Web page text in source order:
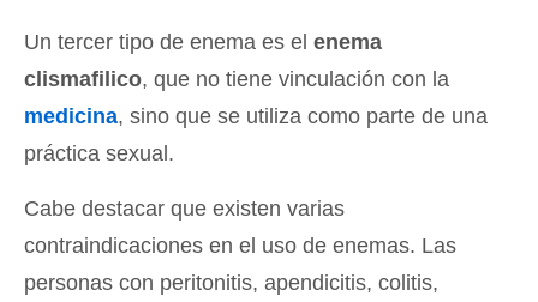
Un tercer tipo de enema es el enema
clismafilico, que no tiene vinculación con la
medicina, sino que se utiliza como parte de una
práctica sexual.
Cabe destacar que existen varias
contraindicaciones en el uso de enemas. Las
personas con peritonitis, apendicitis, colitis,